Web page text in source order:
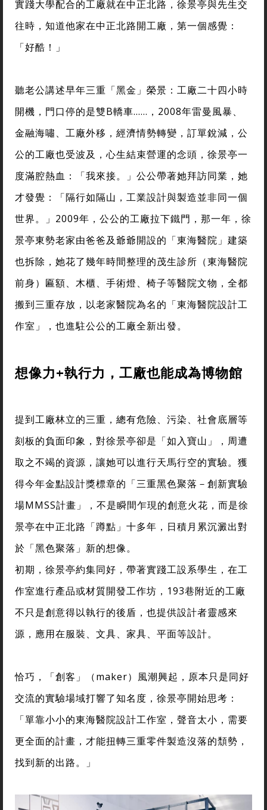
實踐大學配合的工廠就在中正北路，徐景亭與先生交
往時，知道他家在中正北路開工廠，第一個感覺：
「好酷！」
聽老公講述早年三重「黑金」榮景：工廠二十四小時
開機，門口停的是雙B轎車……，2008年雷曼風暴、
金融海嘯、工廠外移，經濟情勢轉變，訂單銳減，公
公的工廠也受波及，心生結束營運的念頭，徐景亭一
度滿腔熱血：「我來接。」公公帶著她拜訪同業，她
才發覺：「隔行如隔山，工業設計與製造並非同一個
世界。」2009年，公公的工廠拉下鐵門，那一年，徐
景亭東勢老家由爸爸及爺爺開設的「東海醫院」建築
也拆除，她花了幾年時間整理的茂生診所（東海醫院
前身）匾額、木櫃、手術燈、椅子等醫院文物，全都
搬到三重存放，以老家醫院為名的「東海醫院設計工
作室」，也進駐公公的工廠全新出發。
想像力+執行力，工廠也能成為博物館
提到工廠林立的三重，總有危險、污染、社會底層等
刻板的負面印象，對徐景亭卻是「如入寶山」，周遭
取之不竭的資源，讓她可以進行天馬行空的實驗。獲
得今年金點設計獎標章的「三重黑色聚落－創新實驗
場MMSS計畫」，不是瞬間乍現的創意火花，而是徐
景亭在中正北路「蹲點」十多年，日積月累沉澱出對
於「黑色聚落」新的想像。
初期，徐景亭約集同好，帶著實踐工設系學生，在工
作室進行產品或材質開發工作坊，193巷附近的工廠
不只是創意得以執行的後盾，也提供設計者靈感來
源，應用在服裝、文具、家具、平面等設計。
恰巧，「創客」（maker）風潮興起，原本只是同好
交流的實驗場域打響了知名度，徐景亭開始思考：
「單靠小小的東海醫院設計工作室，聲音太小，需要
更全面的計畫，才能扭轉三重零件製造沒落的頹勢，
找到新的出路。」